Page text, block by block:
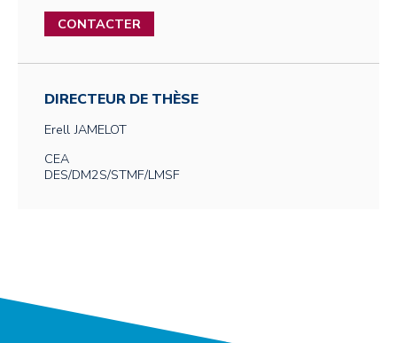
CONTACTER
DIRECTEUR DE THÈSE
Erell JAMELOT
CEA
DES/DM2S/STMF/LMSF